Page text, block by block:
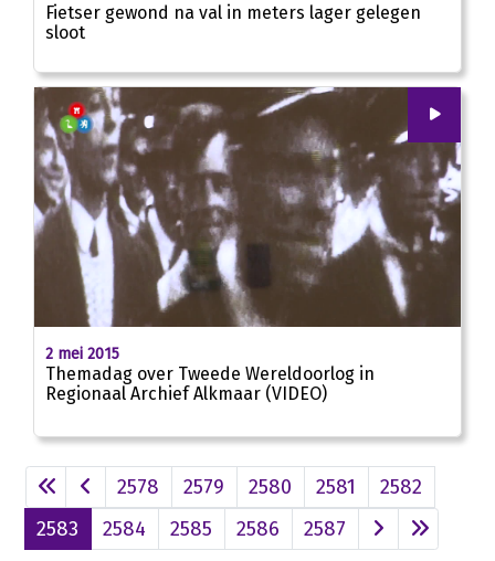
Fietser gewond na val in meters lager gelegen
sloot
00: 00
2 mei 2015
Themadag over Tweede Wereldoorlog in
Regionaal Archief Alkmaar (VIDEO)
2578 2579 2580 2581
2582
2583
2584 2585 2586 2587